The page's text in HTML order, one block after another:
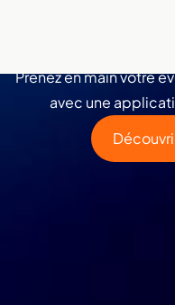
Prenez en main votre
avec une